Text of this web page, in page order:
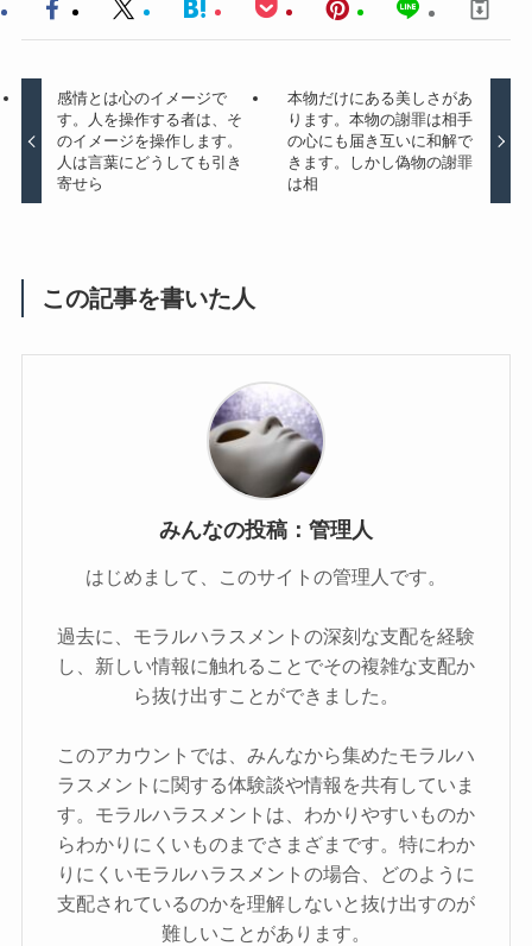
感情とは心のイメージで
す。人を操作する者は、そ
のイメージを操作します。
人は言葉にどうしても引き
寄せら
本物だけにある美しさがあ
ります。本物の謝罪は相手
の心にも届き互いに和解で
きます。しかし偽物の謝罪
は相
この記事を書いた人
みんなの投稿：管理人
はじめまして、このサイトの管理人です。
過去に、モラルハラスメントの深刻な支配を経験
し、新しい情報に触れることでその複雑な支配か
ら抜け出すことができました。
このアカウントでは、みんなから集めたモラルハ
ラスメントに関する体験談や情報を共有していま
す。モラルハラスメントは、わかりやすいものか
らわかりにくいものまでさまざまです。特にわか
りにくいモラルハラスメントの場合、どのように
支配されているのかを理解しないと抜け出すのが
難しいことがあります。